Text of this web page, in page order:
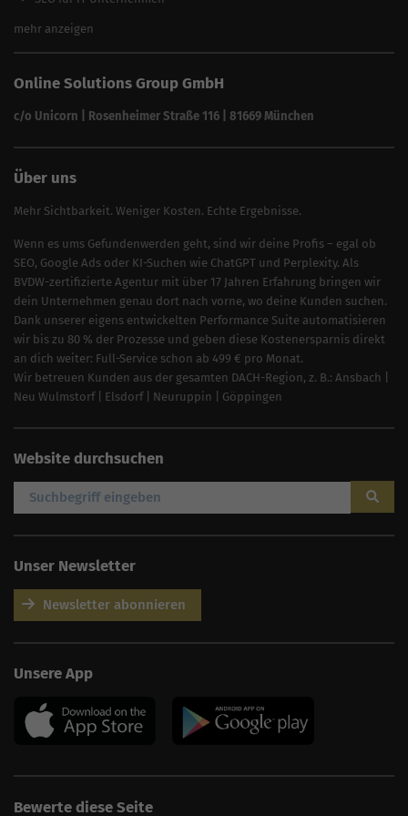
SEO für Versicherungsmakler
SEO für Reinigungsfirmen
SEO für Sicherheitsdienste
mehr anzeigen
Online Solutions Group GmbH
c/o Unicorn | Rosenheimer Straße 116 | 81669 München
Über uns
Mehr Sichtbarkeit. Weniger Kosten. Echte Ergebnisse.
Wenn es ums Gefundenwerden geht, sind wir deine Profis – egal ob
SEO, Google Ads oder KI-Suchen wie ChatGPT und Perplexity. Als
BVDW-zertifizierte Agentur mit über 17 Jahren Erfahrung bringen wir
dein Unternehmen genau dort nach vorne, wo deine Kunden suchen.
Dank unserer eigens entwickelten Performance Suite automatisieren
wir bis zu 80 % der Prozesse und geben diese Kostenersparnis direkt
an dich weiter: Full-Service schon ab 499 € pro Monat.
Wir betreuen Kunden aus der gesamten DACH-Region, z. B.: Ansbach
Neu Wulmstorf| Elsdorf| Neuruppin Göppingen
Website durchsuchen
Unser Newsletter
Newsletter abonnieren
Unsere App
Bewerte diese Seite
Wie kann ich dir helfen?
Monat, inkl. Content,